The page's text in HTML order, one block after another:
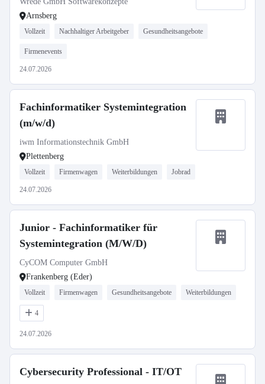
Arnsberg
Vollzeit Nachhaltiger Arbeitgeber Gesundheitsangebote
Firmenevents
24.07.2026
Fachinformatiker Systemintegration
(m/w/d)
iwm Informationstechnik GmbH
Plettenberg
Vollzeit Firmenwagen Weiterbildungen Jobrad
24.07.2026
Junior - Fachinformatiker für
Systemintegration (M/W/D)
CyCOM Computer GmbH
Frankenberg (Eder)
Vollzeit Firmenwagen Gesundheitsangebote Weiterbildungen
4
24.07.2026
Cybersecurity Professional - IT/OT